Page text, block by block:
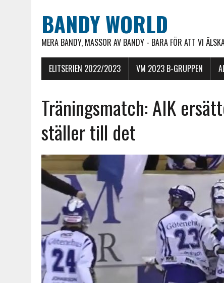
BANDY WORLD
MERA BANDY, MASSOR AV BANDY - BARA FÖR ATT VI
ELITSERIEN 2022/2023 VM 2023 B-GRUPPEN
Träningsmatch: AIK
ställer till det